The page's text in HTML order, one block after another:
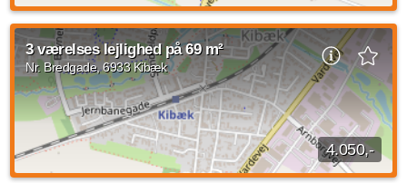
2 værelses lejlighed beliggende Solbakken, Kibæk på 59
kvadratmeter. Huslejen udgør 3.975 kroner og forbrug er sat
til 525 kroner. Lejligheden har ikke...
Kilde: Rent Herning
2 vær. 59 m² efter aftale
3 værelses lejlighed på 69 m²
Nr. Bredgade, 6933 Kibæk
4.050,-